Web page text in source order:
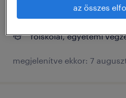
budapest, budapest
határozatlan idejű
főiskolai, egyetemi
megjelenítve ekkor: 7
az összes